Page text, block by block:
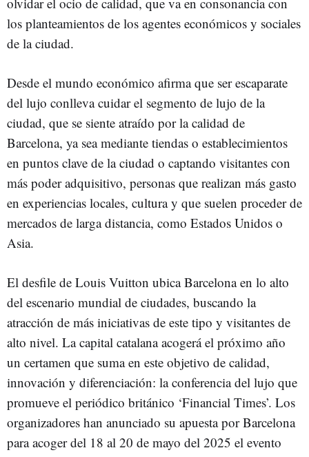
los planteamientos de los agentes económicos y sociales
de la ciudad.
Desde el mundo económico afirma que ser escaparate
del lujo conlleva cuidar el segmento de lujo de la
ciudad, que se siente atraído por la calidad de
Barcelona, ya sea mediante tiendas o establecimientos
en puntos clave de la ciudad o captando visitantes con
más poder adquisitivo, personas que realizan más gasto
en experiencias locales, cultura y que suelen proceder de
mercados de larga distancia, como Estados Unidos o
Asia.
El desfile de Louis Vuitton ubica Barcelona en lo alto
del escenario mundial de ciudades, buscando la
atracción de más iniciativas de este tipo y visitantes de
alto nivel. La capital catalana acogerá el próximo año
un certamen que suma en este objetivo de calidad,
innovación y diferenciación: la conferencia del lujo que
promueve el periódico británico ‘Financial Times’. Los
organizadores han anunciado su apuesta por Barcelona
para acoger del 18 al 20 de mayo del 2025 el evento